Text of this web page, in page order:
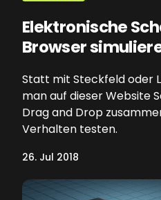
Elektronische
Browser
Statt mit Steckfeld oder
man auf dieser Website
Drag and Drop
Verhalten testen.
26. Jul 2018